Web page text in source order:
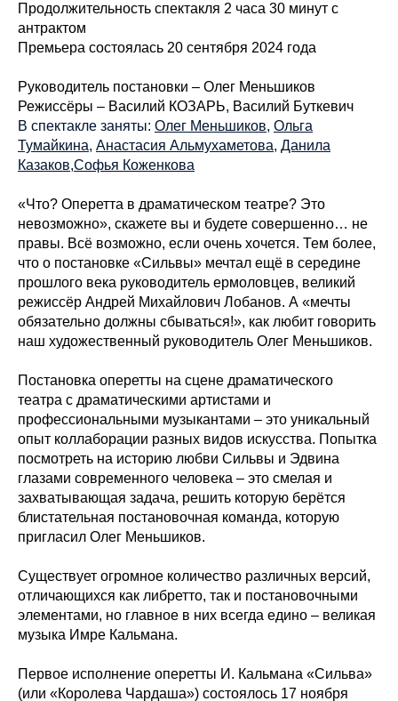
Продолжительность спектакля 2 часа 30 минут с
антрактом
Премьера состоялась 20 сентября 2024 года
Руководитель постановки – Олег Меньшиков
Режиссёры – Василий КОЗАРЬ, Василий Буткевич
В спектакле заняты: Олег Меньшиков, Ольга
Тумайкина, Анастасия Альмухаметова, Данила
Казаков,Софья Коженкова
«Что? Оперетта в драматическом театре? Это
невозможно», скажете вы и будете совершенно… не
правы. Всё возможно, если очень хочется. Тем более,
что о постановке «Сильвы» мечтал ещё в середине
прошлого века руководитель ермоловцев, великий
режиссёр Андрей Михайлович Лобанов. А «мечты
обязательно должны сбываться!», как любит говорить
наш художественный руководитель Олег Меньшиков.
Постановка оперетты на сцене драматического
театра с драматическими артистами и
профессиональными музыкантами – это уникальный
опыт коллаборации разных видов искусства. Попытка
посмотреть на историю любви Сильвы и Эдвина
глазами современного человека – это смелая и
захватывающая задача, решить которую берётся
блистательная постановочная команда, которую
пригласил Олег Меньшиков.
Существует огромное количество различных версий,
отличающихся как либретто, так и постановочными
элементами, но главное в них всегда едино – великая
музыка Имре Кальмана.
Первое исполнение оперетты И. Кальмана «Сильва»
(или «Королева Чардаша») состоялось 17 ноября